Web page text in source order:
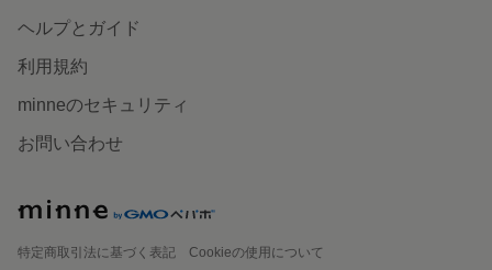
ヘルプとガイド
利用規約
minneのセキュリティ
お問い合わせ
特定商取引法に基づく表記
Cookieの使用について